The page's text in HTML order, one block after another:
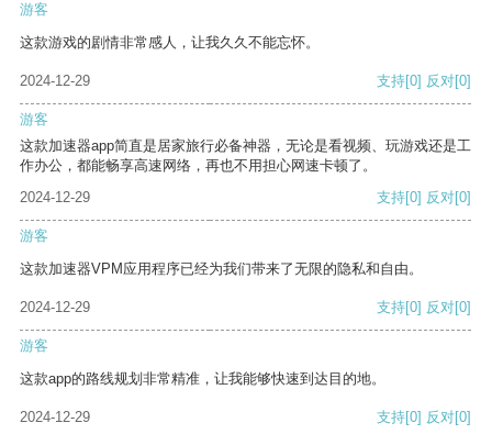
游客
这款游戏的剧情非常感人，让我久久不能忘怀。
2024-12-29 支持[0] 反对[0]
游客
这款加速器app简直是居家旅行必备神器，无论是看视频、玩游戏还是工
作办公，都能畅享高速网络，再也不用担心网速卡顿了。
2024-12-29
支持[0] 反对[0]
游客
这款加速器VPM应用程序已经为我们带来了无限的隐私和自由。
2024-12-29 支持[0] 反对[0]
游客
这款app的路线规划非常精准，让我能够快速到达目的地。
2024-12-29 支持[0] 反对[0]